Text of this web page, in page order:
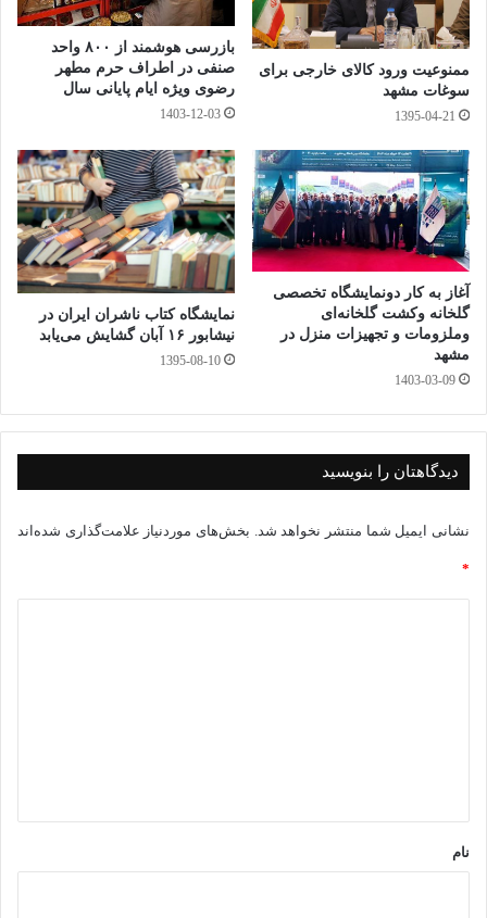
بین‌المللی به تبادل تجربیات و اشتراکات بپردازیم.
عزیزی خاطر نشان کرد: به همین منظور در صدد هستیم
اطلاع‌رسانی گسترده‌ای در سطح بین‌المللی انجام دهیم و فراخوان
مقالات اجلاس را سامان‌دهی نماییم.
Te
le
gr
a
m
W
ha
ts
A
pp
Pr
in
tF
ri
en
C
op
y
Li
nk
Fa
ce
bo
ok
T
wi
tte
r
E
m
ail
M
es
sa
ge
Li
ne
Vi
be
r
S
ky
pe
W
e
C
ha
ا
ش
تر
ا
ار
ی
سال 2017
سرپرست مدیریت ساماندهی و مهندسی بحران شهرداری
ممنوعیت ورود کالای خارجی برای
سوغات مشهد
1395-04-21
بازرسی هوشمند از ۸۰۰ واحد
صنفی در اطراف حرم مطهر
رضوی ویژه ایام پایانی سال
1403-12-03
آغاز به کار دونمایشگاه تخصصی
گلخانه وکشت گلخانه‌ای
وملزومات و تجهیزات منزل در
مشهد
1403-03-09
نمایشگاه کتاب ناشران ایران در
نیشابور ۱۶ آبان گشایش می‌یابد
1395-08-10
دیدگاهتان را بنویسید
نشانی ایمیل شما منتشر نخواهد شد. بخش‌های موردنیاز علامت‌گذاری شده‌اند
*
نام